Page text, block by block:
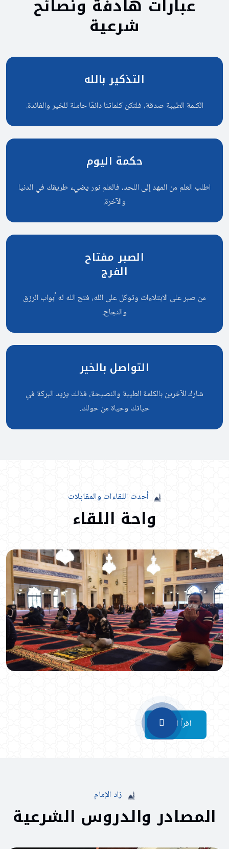
عبارات هادفة ونصائح
شرعية
التذكير بالله
الكلمة الطيبة صدقة، فلتكن كلماتنا دائمًا حاملة للخير والفائدة.
حكمة اليوم
اطلب العلم من المهد إلى اللحد، فالعلم نور يضيء طريقك في الدنيا
والآخرة.
الصبر مفتاح
الفرج
من صبر على الابتلاءات وتوكل على الله، فتح الله له أبواب الرزق
والنجاح.
التواصل بالخير
شارك الآخرين بالكلمة الطيبة والنصيحة، فذلك يزيد البركة في
حياتك وحياة من حولك.
أحدث اللقاءات والمقابلات
واحة اللقاء
زاد الإمام
المصادر والدروس الشرعية